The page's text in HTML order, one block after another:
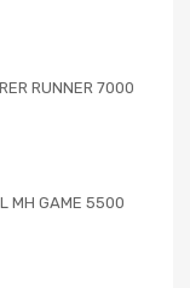
RUNNER 7000
MH GAME 5500